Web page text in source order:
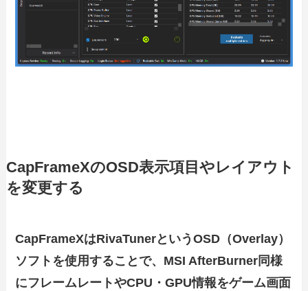
CapFrameXのOSD表示項目やレイアウト
を変更する
CapFrameXはRivaTunerというOSD（Overlay）
ソフトを使用することで、MSI AfterBurner同様
にフレームレートやCPU・GPU情報をゲーム画面